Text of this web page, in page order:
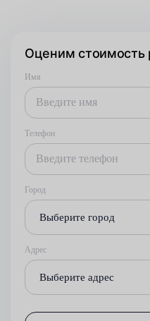
Оценим стоимость
Имя
Телефон
Город
Выберите город
Адрес
Выберите адрес